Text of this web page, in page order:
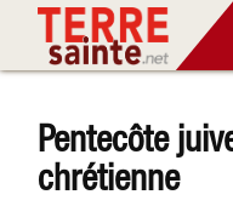
Pentecôte
chrétienne